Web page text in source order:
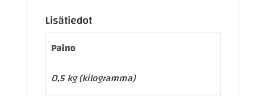
Lisätiedot
Paino
0,5 kg (kilogramma)